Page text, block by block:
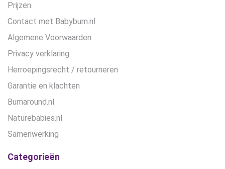
Prijzen
Contact met Babybum.nl
Algemene Voorwaarden
Privacy verklaring
Herroepingsrecht / retourneren
Garantie en klachten
Bumaround.nl
Naturebabies.nl
Samenwerking
Categorieën